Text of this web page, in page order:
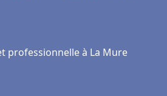
professionnelle à La Mure